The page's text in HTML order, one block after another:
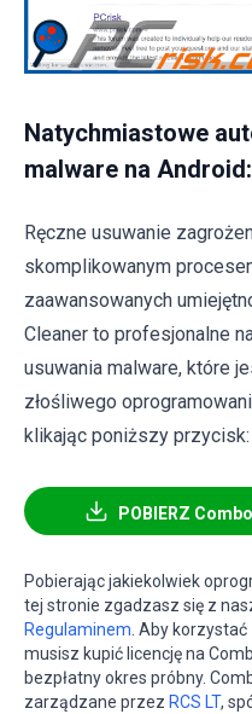
Natychmiastowe
malware na Android:
Ręczne usuwanie
skomplikowanym
zaawansowanych
Cleaner to profesjonalne
usuwania malware, które
złośliwego
klikając poniższy przycisk:
POBIERZ
Pobierając jakiekolwiek
tej stronie zgadzasz się z
Regulaminem . Aby
musisz kupić licencję na
bezpłatny okres próbny.
zarządzane przez RCS LT,